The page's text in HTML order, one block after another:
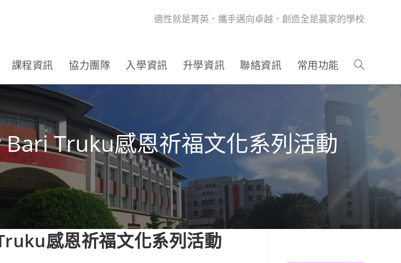
適性就是菁英．攜手邁向卓越．創造全是贏家的學校
課程資訊 協力團隊 入學資訊 升學資訊 聯絡資訊 常用功能
Truku感恩祈福文化系列活動
感恩祈福文化系列活動